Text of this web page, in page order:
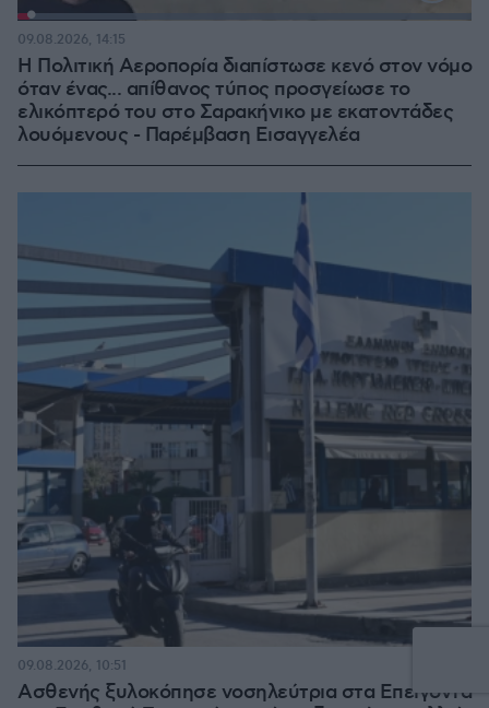
Η Πολιτική Αεροπορία διαπίστωσε κενό στον νόμο
όταν ένας... απίθανος τύπος προσγείωσε το
ελικόπτερό του στο Σαρακήνικο με εκατοντάδες
λουόμενους - Παρέμβαση Εισαγγελέα
09.08.2026, 14:15
Ασθενής ξυλοκόπησε νοσηλεύτρια στα Επείγοντα
09.08.2026, 10:51